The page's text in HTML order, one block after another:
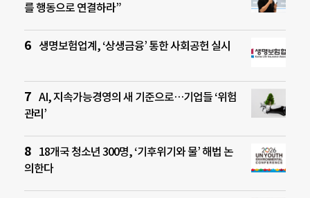
를 행동으로 연결하라”
생명보험업계, ‘상생금융’ 통한 사회공헌 실시
AI, 지속가능경영의 새 기준으로…기업들 ‘위험
관리’
18개국 청소년 300명, ‘기후위기와 물’ 해법 논
의한다